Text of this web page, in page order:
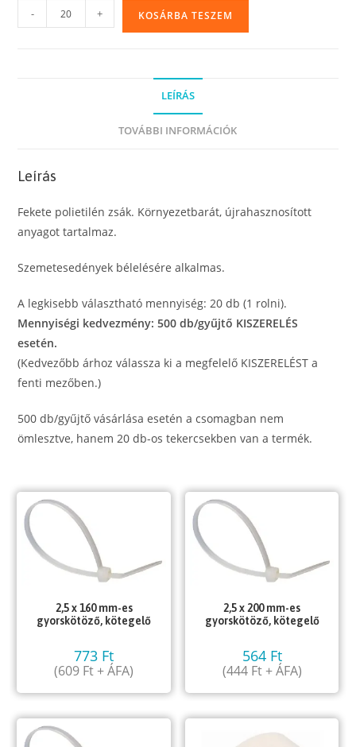
Szemetesbélelő
zsák,
cm
l)
mennyiség
- + KOSÁRBA TESZEM
LEÍRÁS
TOVÁBBI INFORMÁCIÓK
Leírás
Fekete polietilén zsák. Környezetbarát, újrahasznosított
anyagot tartalmaz.
Szemetesedények bélelésére alkalmas.
A legkisebb választható mennyiség: 20 db (1 rolni).
Mennyiségi kedvezmény: 500 db/gyűjtő KISZERELÉS
esetén.
(Kedvezőbb árhoz válassza ki a megfelelő KISZERELÉST a
fenti mezőben.)
500 db/gyűjtő vásárlása esetén a csomagban nem
ömlesztve, hanem 20 db-os tekercsekben van a termék.
2,5 x 160 mm-es
gyorskötöző, kötegelő
773 Ft
(609 Ft+ ÁFA)
2,5 x 200 mm-es
gyorskötöző, kötegelő
564 Ft
(444 Ft+ ÁFA)